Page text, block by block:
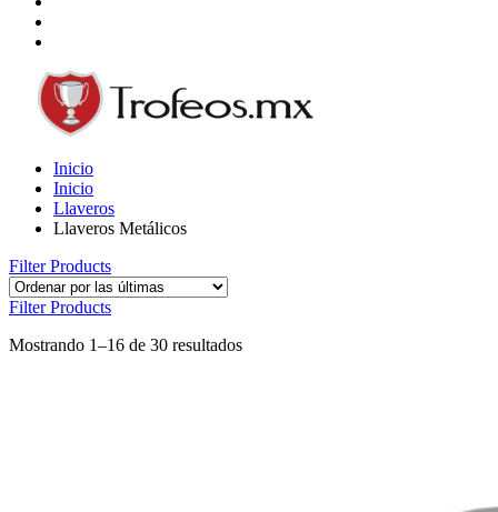
Inicio
Inicio
Llaveros
Llaveros Metálicos
Filter Products
Filter Products
Mostrando 1–16 de 30 resultados